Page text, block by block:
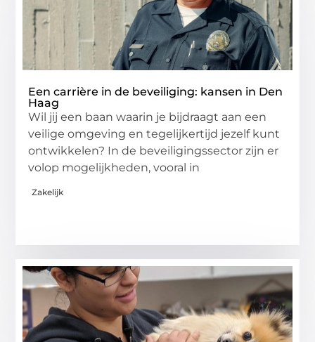
Een carrière in de beveiliging: kansen in Den
Haag
Wil jij een baan waarin je bijdraagt aan een
veilige omgeving en tegelijkertijd jezelf kunt
ontwikkelen? In de beveiligingssector zijn er
volop mogelijkheden, vooral in
Zakelijk